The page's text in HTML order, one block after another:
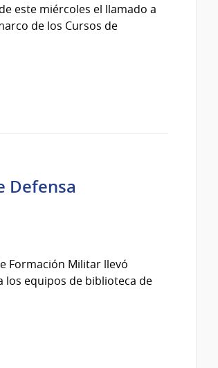
este miércoles el llamado a
de los Cursos de
Defensa
Formación Militar llevó
los equipos de biblioteca de